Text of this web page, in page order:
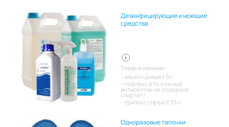
Дезинфицирующие и моющие
средства
Товар в наличии:
альхон диадез 5л
тефлекс а 1л, кожный
антисептик не содержит
спирта!!!
трилокс спрей 0.75 л
Одноразовые тапочки